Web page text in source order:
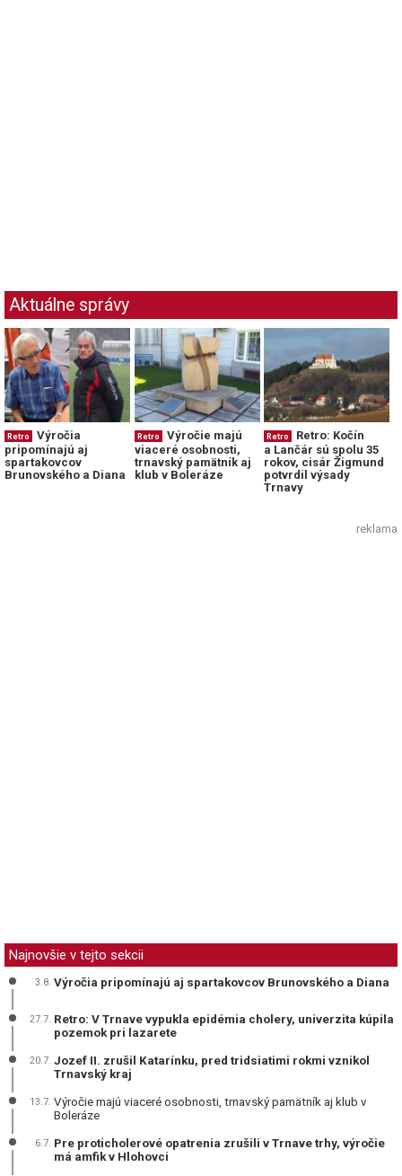
Aktuálne správy
Retro
Výročia
pripomínajú aj
spartakovcov
Brunovského a Diana
Retro
Výročie majú
viaceré osobnosti,
trnavský pamätník aj
klub v Boleráze
Retro
Retro: Kočín
a Lančár sú spolu 35
rokov, cisár Žigmund
potvrdil výsady
Trnavy
reklama
Najnovšie v tejto sekcii
3.8. Výročia pripomínajú aj spartakovcov Brunovského a Diana
27.7. Retro: V Trnave vypukla epidémia cholery, univerzita kúpila
pozemok pri lazarete
20.7. Jozef II. zrušil Katarínku, pred tridsiatimi rokmi vznikol
Trnavský kraj
13.7. Výročie majú viaceré osobnosti, trnavský pamätník aj klub v
Boleráze
6.7. Pre proticholerové opatrenia zrušili v Trnave trhy, výročie
má amfik v Hlohovci